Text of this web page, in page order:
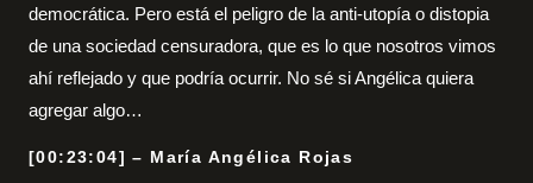
democrática. Pero está el peligro de la anti-utopía o distopia
de una sociedad censuradora, que es lo que nosotros vimos
ahí reflejado y que podría ocurrir. No sé si Angélica quiera
agregar algo…
[00:23:04] – María Angélica Rojas